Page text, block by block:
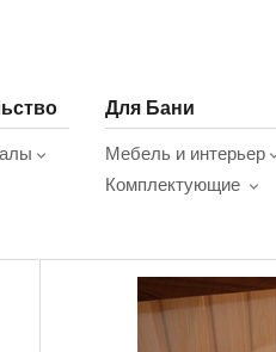
Для Бани
Мебель и интерьер
Комплектующие